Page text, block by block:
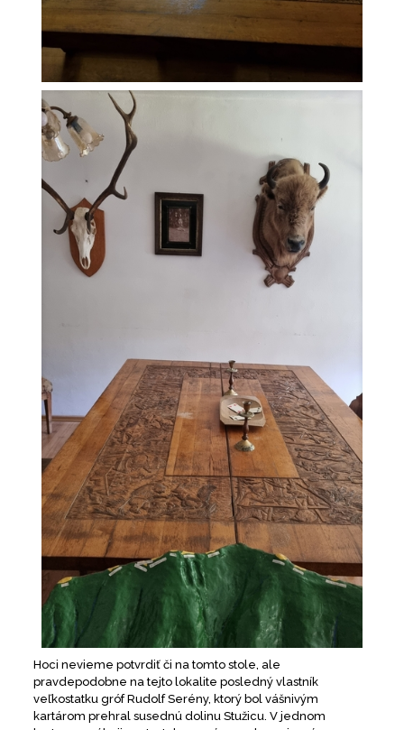
Hoci nevieme potvrdiť či na tomto stole, ale
pravdepodobne na tejto lokalite posledný vlastník
veľkostatku gróf Rudolf Serény, ktorý bol vášnivým
kartárom prehral susednú dolinu Stužicu. V jednom